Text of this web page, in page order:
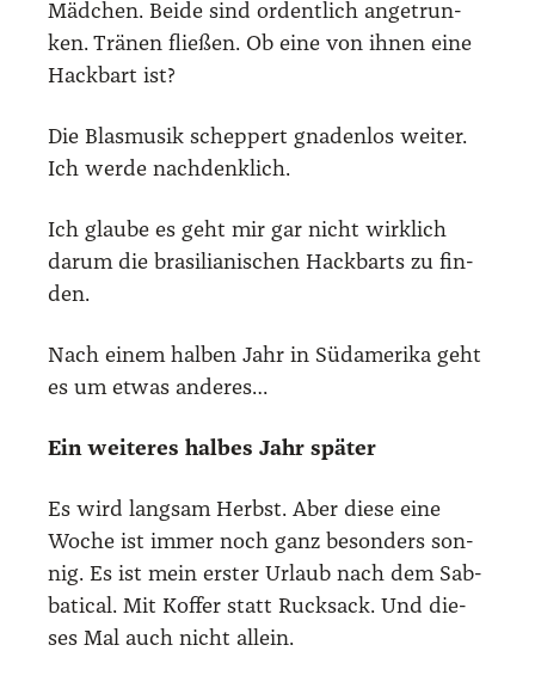
Mäd­chen. Bei­de sind ordent­lich ange­trun­
ken. Trä­nen flie­ßen. Ob eine von ihnen eine
Hack­bart ist?
Die Blas­mu­sik schep­pert gna­den­los wei­ter.
Ich wer­de nach­denk­lich.
Ich glau­be es geht mir gar nicht wirk­lich
dar­um die bra­si­lia­ni­schen Hack­barts zu fin­
den.
Nach einem hal­ben Jahr in Süd­ame­ri­ka geht
es um etwas ande­res…
Ein wei­te­res hal­bes Jahr spä­ter
Es wird lang­sam Herbst. Aber die­se eine
Woche ist immer noch ganz beson­ders son­
nig. Es ist mein ers­ter Urlaub nach dem Sab­
ba­ti­cal. Mit Kof­fer statt Ruck­sack. Und die­
ses Mal auch nicht allein.